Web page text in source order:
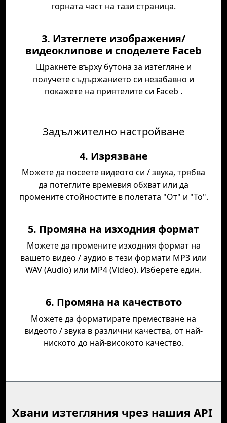
горната част на тази страница.
3. Изтеглете изображения/
видеоклипове и споделете Faceb
Щракнете върху бутона за изтегляне и
получете съдържанието си незабавно и
покажете на приятелите си Faceb .
Задължително настройване
4. Изрязване
Можете да посеете видеото си / звука, трябва
да потеглите времевия обхват или да
промените стойностите в полетата "От" и "То".
5. Промяна на изходния формат
Можете да промените изходния формат на
вашето видео / аудио в тези формати MP3 или
WAV (Audio) или MP4 (Video). Изберете един.
6. Промяна на качеството
Можете да форматирате преместване на
видеото / звука в различни качества, от най-
ниското до най-високото качество.
Хвани изтегляния чрез нашия API